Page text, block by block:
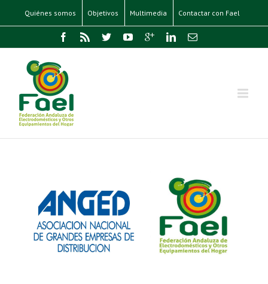
Quiénes somos Objetivos Multimedia Contactar con Fael